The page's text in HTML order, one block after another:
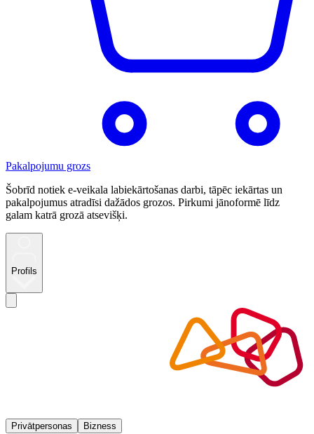
Pakalpojumu grozs
Šobrīd notiek e-veikala labiekārtošanas darbi, tāpēc iekārtas un
pakalpojumus atradīsi dažādos grozos. Pirkumi jānoformē līdz
galam katrā grozā atsevišķi.
Profils
Privātpersonas Bizness